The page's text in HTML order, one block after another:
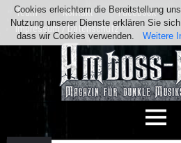
Team Kontakt Facebook
Impressum / Datenschutz
Cookies erleichtern die Bereitstellung
Nutzung unserer Dienste erklären Sie
dass wir Cookies verwenden.
Weitere